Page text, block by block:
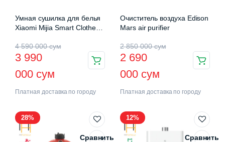
Умная сушилка для белья
Xiaomi Mijia Smart Clothes
4 590 000сум
3 990
000 сум
Платная доставка по городу
Очиститель воздуха Edison
Mars air purifier
2 850 000сум
2 690
000 сум
Платная доставка по городу
28%
Сравнить
12%
Сравнить